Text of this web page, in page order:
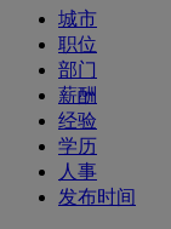
城市
职位
部门
薪酬
经验
学历
人事
发布时间